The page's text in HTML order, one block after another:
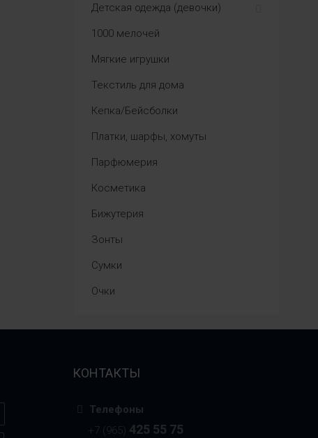
Детская одежда (девочки)
1000 мелочей
Мягкие игрушки
Текстиль для дома
Кепка/Бейсболки
Платки, шарфы, хомуты
Парфюмерия
Косметика
Бижутерия
Зонты
Сумки
Очки
КОНТАКТЫ
Телефоны
+7 (965) 425 55 75